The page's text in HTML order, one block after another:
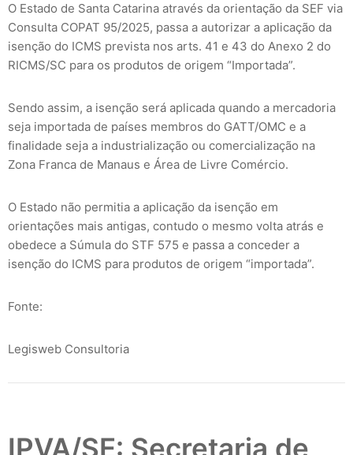
O Estado de Santa Catarina através da orientação da SEF via
Consulta COPAT 95/2025, passa a autorizar a aplicação da
isenção do ICMS prevista nos arts. 41 e 43 do Anexo 2 do
RICMS/SC para os produtos de origem “Importada”.
Sendo assim, a isenção será aplicada quando a mercadoria
seja importada de países membros do GATT/OMC e a
finalidade seja a industrialização ou comercialização na
Zona Franca de Manaus e Área de Livre Comércio.
O Estado não permitia a aplicação da isenção em
orientações mais antigas, contudo o mesmo volta atrás e
obedece a Súmula do STF 575 e passa a conceder a
isenção do ICMS para produtos de origem “importada”.
Fonte:
Legisweb Consultoria
IPVA/SE: Secretaria de